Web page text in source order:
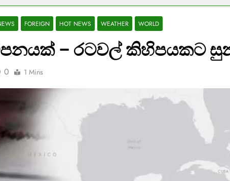
FOREIGN HOT NEWS WEATHER WORLD
– රටවල් කිහිපයකට
0 1 Mins